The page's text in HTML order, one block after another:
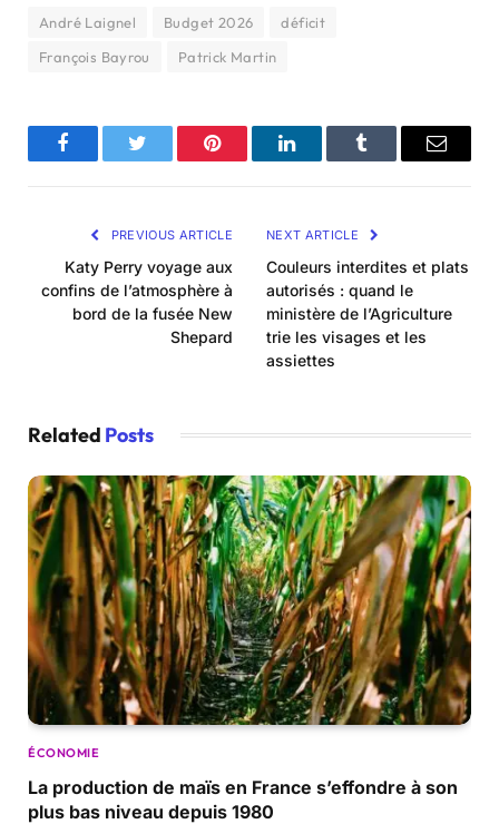
André Laignel Budget 2026
déficit
François Bayrou
Patrick Martin
FacebookTwitter Pinterest LinkedInTumblr Email
PREVIOUS ARTICLE
Katy Perry voyage aux
confins de l’atmosphère à
bord de la fusée New
Shepard
NEXT ARTICLE
Couleurs interdites et plats
autorisés : quand le
ministère de l’Agriculture
trie les visages et les
assiettes
Related Posts
ÉCONOMIE
La production de maïs en France s’effondre à son
plus bas niveau depuis 1980